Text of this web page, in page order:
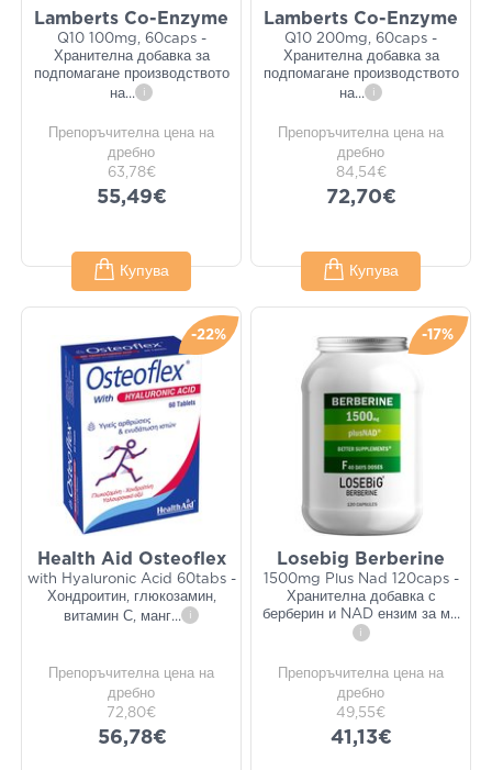
Lamberts Co-Enzyme
Q10 100mg, 60caps -
Хранителна добавка за
подпомагане производството
на... i
Препоръчителна цена на
дребно
63,78€
55,49€
Купува
Lamberts Co-Enzyme
Q10 200mg, 60caps -
Хранителна добавка за
подпомагане производството
на... i
Препоръчителна цена на
дребно
84,54€
72,70€
Купува
-22%
Health Aid Osteoflex
with Hyaluronic Acid 60tabs -
Хондроитин, глюкозамин,
витамин С, манг... i
Препоръчителна цена на
дребно
72,80€
56,78€
-17%
Losebig Berberine
1500mg Plus Nad 120caps -
Хранителна добавка с
берберин и NAD ензим за м...
i
Препоръчителна цена на
дребно
49,55€
41,13€